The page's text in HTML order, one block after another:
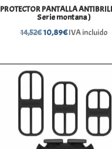
PROTECTOR PANTALLA
Serie montana )
14,52€El
era:
14,52€.
10,89€El
10,89€.
IVA incluido